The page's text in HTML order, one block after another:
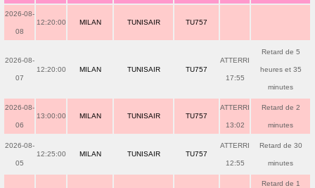
2026-08-
08
12:20:00 MILAN TUNISAIR TU757
2026-08-
07
12:20:00 MILAN TUNISAIR TU757
ATTERRI
17:55
Retard de 5
heures et 35
minutes
2026-08-
06
13:00:00 MILAN TUNISAIR TU757
ATTERRI
13:02
Retard de 2
minutes
2026-08-
05
12:25:00 MILAN TUNISAIR TU757
ATTERRI
12:55
Retard de 30
minutes
Retard de 1